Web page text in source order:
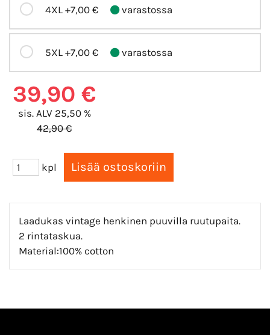
4XL +7,00 € varastossa
5XL +7,00 € varastossa
39,90 €
sis. ALV 25,50 %
42,90 €
kpl
Laadukas vintage henkinen puuvilla ruutupaita.
2 rintataskua.
Material:100% cotton